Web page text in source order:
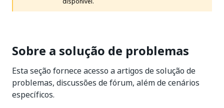
Sobre a solução de problemas
Esta seção fornece acesso a artigos de solução de
problemas, discussões de fórum, além de cenários
específicos.